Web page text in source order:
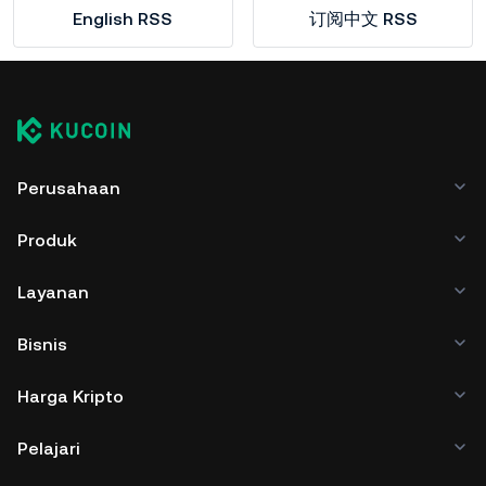
English RSS 订阅中文 RSS
Perusahaan
Produk
Layanan
Bisnis
Harga Kripto
Pelajari